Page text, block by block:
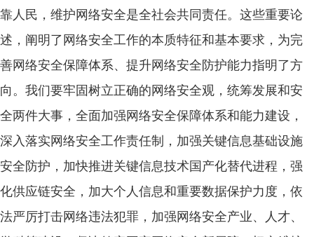
靠人民，维护网络安全是全社会共同责任。这些重要论
述，阐明了网络安全工作的本质特征和基本要求，为完
善网络安全保障体系、提升网络安全防护能力指明了方
向。我们要牢固树立正确的网络安全观，统筹发展和安
全两件大事，全面加强网络安全保障体系和能力建设，
深入落实网络安全工作责任制，加强关键信息基础设施
安全防护，加快推进关键信息技术国产化替代进程，强
化供应链安全，加大个人信息和重要数据保护力度，依
法严厉打击网络违法犯罪，加强网络安全产业、人才、